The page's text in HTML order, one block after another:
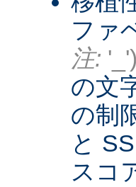
ファ
注: '_')
の文
の制
と
スコ